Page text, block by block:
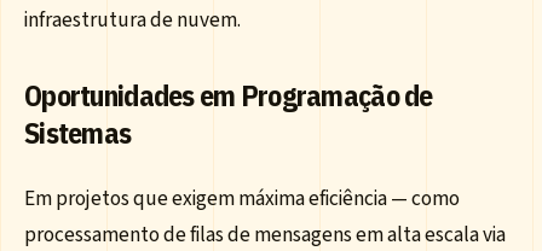
infraestrutura de nuvem.
Oportunidades em Programação de
Sistemas
Em projetos que exigem máxima eficiência — como
processamento de filas de mensagens em alta escala via